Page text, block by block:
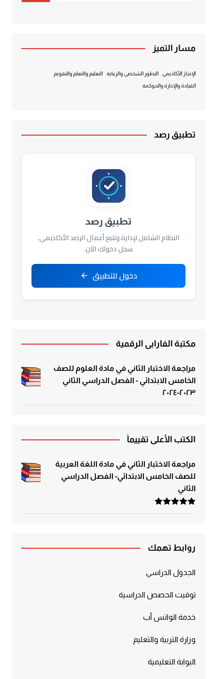
مسار التميز
الإنجاز الأكاديمي التطور الشخصي والرعاية التعليم والتعلم والتقويم
القيادة والإدارة والحوكمة
تطبيق رصد
تطبيق رصد
النظام الشامل لإدارة وتتبع أعمال الرصد الأكاديمي.
سجل دخولك الآن.
دخول للتطبيق
مكتبة الفارابي الرقمية
مراجعة الاختبار الثاني في مادة العلوم للصف
الخامس الابتدائي - الفصل الدراسي الثاني
٢٠٢٣-٢٠٢٤
الكتب الأعلى تقييماً
مراجعة الاختبار الثاني في مادة اللغة العربية
للصف الخامس الابتدائي- الفصل الدراسي
الثاني
تم التقييم
روابط تهمك
الجدول الدراسي
توقيت الحصص الدراسية
خدمة الواتس أب
وزارة التربية والتعليم
البوابة التعليمية